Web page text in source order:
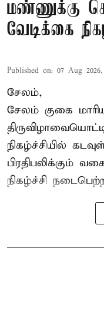
மண்ணுக்கு
வேடிக்கை
Published on: 07 Aug
சேலம்,
சேலம் குகை
நிகழ்ச்சியில்
பிரதிபலிக்கும்
நிகழ்ச்சி